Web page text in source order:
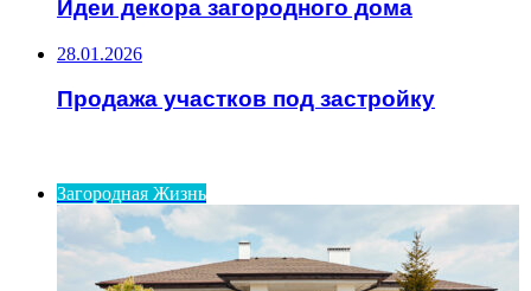
Идеи декора загородного дома
28.01.2026
Продажа участков под застройку
Загородная Жизнь